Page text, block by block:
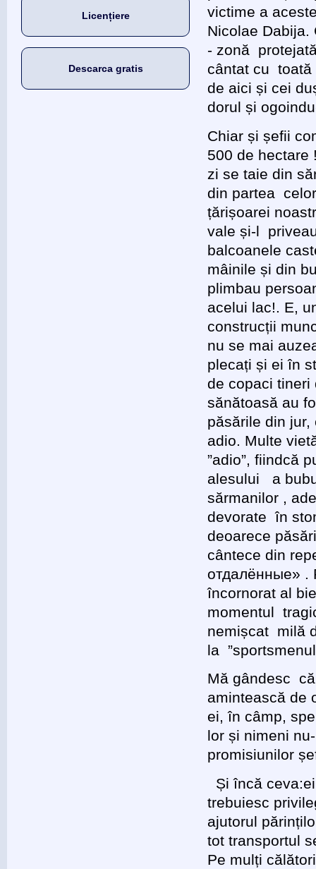
Licențiere
Descarca gratis
victime a
Nicolae
- zonă
cântat cu toată
de aici și cei
dorul și
Chiar și șefii
500 de hectare
zi se taie din
din partea
țărișoarei
vale și-l
balcoanele
mâinile și din
plimbau
acelui lac!. E,
construcții
nu se mai
plecați și ei în
de copaci
sănătoasă au
păsările din
adio. Multe
”adio”, fiindcă
alesului a
sărmanilor ,
devorate în
deoarece
cântece din
отдалённые» .
încornorat al
momentul
nemișcat milă
la
Mă gândesc
amintească de
ei, în câmp,
lor și nimeni
promisiunilor
Și încă
trebuiesc
ajutorul
tot transportul
Pe mulți